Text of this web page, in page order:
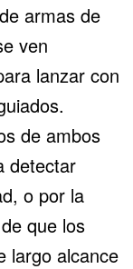
armas de
ven
lanzar con
de ambos
detectar
o por la
que los
largo alcance